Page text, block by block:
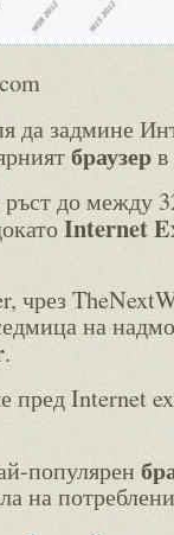
да задмине
браузерв
ръст до между
Internet
чрез
на
.
пред Internet
популярен
на